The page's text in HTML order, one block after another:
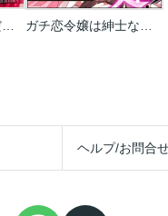
聖なる皇帝がとんだ隠れ絶倫だった件【単話】 ガチ恋令嬢は紳士な騎士団長さまと不純愛性交シたい！（単話版）
ヘルプ/お問合